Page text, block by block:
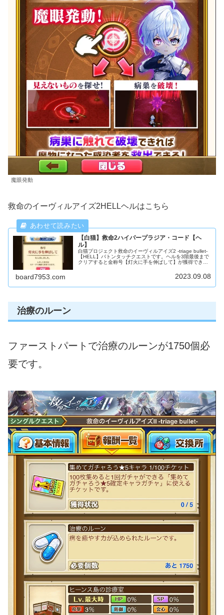
魔眼発動
救命のイーヴィルアイズ2HELLヘルはこちら
【白猫】救命2ハイパープラジア・コード【ヘ
ル】
白猫プロジェクト救命のイーヴィルアイズ2 -triage bullet-
【HELL】バトンタッチクエストです。ヘルを3階最後まで
クリアすると金称号【灯火に手を伸ばして】が獲得できま
board7953.com 2023.09.08
治療のルーン
ファーストパートで治療のルーンが1750個必
要です。